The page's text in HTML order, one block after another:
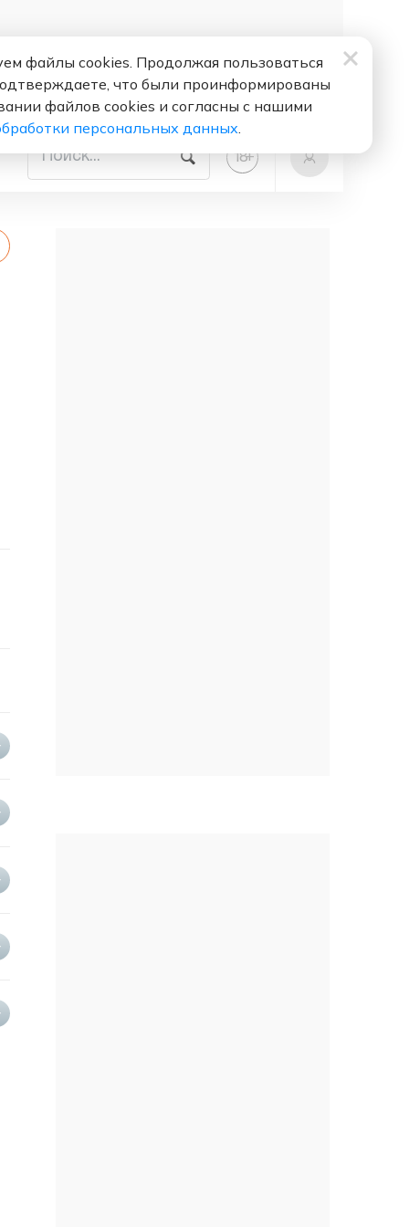
18+
файлы cookies. Продолжая пользоваться
что были проинформированы
файлов cookies и согласны с нашими
персональных данных.